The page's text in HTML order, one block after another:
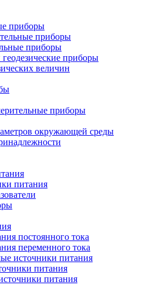
приборы
приборы
приборы
приборы
величин
приборы
окружающей среды
питания
постоянного тока
переменного тока
источники питания
питания
питания